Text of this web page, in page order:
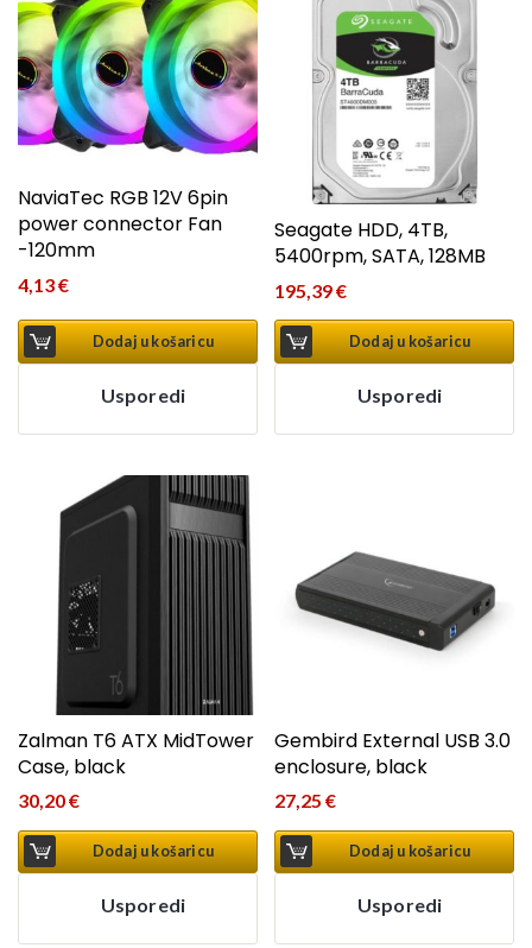
NaviaTec RGB 12V 6pin
power connector Fan
-120mm
4,13€
Dodaj u košaricu
Usporedi
Seagate HDD, 4TB,
5400rpm, SATA, 128MB
195,39€
Dodaj u košaricu
Usporedi
Zalman T6 ATX MidTower
Case, black
30,20€
Dodaj u košaricu
Usporedi
Gembird External USB 3.0
enclosure, black
27,25€
Dodaj u košaricu
Usporedi